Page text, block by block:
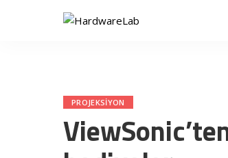
PROJEKSIYON